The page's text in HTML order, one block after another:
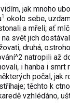
jak mnoho
1 okolo sebe,
a mřeli; ať
svět jich
druhá,
natropili až
i hanba i smrt
počal,
těchto k
vzhlédáno,